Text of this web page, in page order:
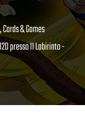
& Games
presso Il Labirinto -